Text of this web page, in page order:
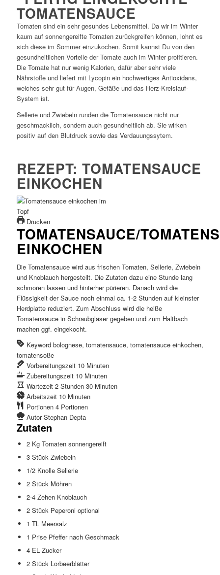
Tomaten sind ein sehr gesundes Lebensmittel. Da wir im Winter
kaum auf sonnengereifte Tomaten zurückgreifen können, lohnt es
sich diese im Sommer einzukochen. Somit kannst Du von den
gesundheitlichen Vorteile der Tomate auch im Winter profitieren.
Die Tomate hat nur wenig Kalorien, dafür aber sehr viele
Nährstoffe und liefert mit Lycopin ein hochwertiges Antioxidans,
welches sehr gut für Augen, Gefäße und das Herz-Kreislauf-
System ist.
Sellerie und Zwiebeln runden die Tomatensauce nicht nur
geschmacklich, sondern auch gesundheitlich ab. Sie wirken
positiv auf den Blutdruck sowie das Verdauungssytem.
REZEPT: TOMATENSAUCE
EINKOCHEN
Drucken
TOMATENSAUCE/
INKOCHEN
Die Tomatensauce wird aus frischen Tomaten, Sellerie, Zwiebeln
und Knoblauch hergestellt. Die Zutaten dazu eine Stunde lang
schmoren lassen und hinterher pürieren. Danach wird die
Flüssigkeit der Sauce noch einmal ca. 1-2 Stunden auf kleinster
Herdplatte reduziert. Zum Abschluss wird die heiße
Tomatensauce in Schraubgläser gegeben und zum Haltbach
machen ggf. eingekocht.
Keyword bolognese, tomatensauce, tomatensauce einkochen,
tomatensoße
Vorbereitungszeit 10 Minuten
Zubereitungszeit 10 Minuten
Wartezeit 2 Stunden 30 Minuten
Arbeitszeit 10 Minuten
Portionen 4 Portionen
Autor Stephan Depta
Zutaten
2 Kg Tomaten sonnengereift
3 Stück Zwiebeln
1/2 Knolle Sellerie
2 Stück Möhren
2-4 Zehen Knoblauch
2 Stück Peperoni optional
1 TL Meersalz
1 Prise Pfeffer nach Geschmack
4 EL Zucker
2 Stück Lorbeerblätter